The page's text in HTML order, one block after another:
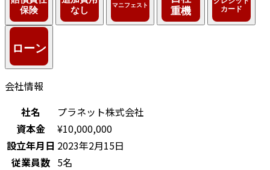
会社情報
社名
プラネット株式会社
資本金
¥10,000,000
設立年月日 2023年2月15日
従業員数 5名